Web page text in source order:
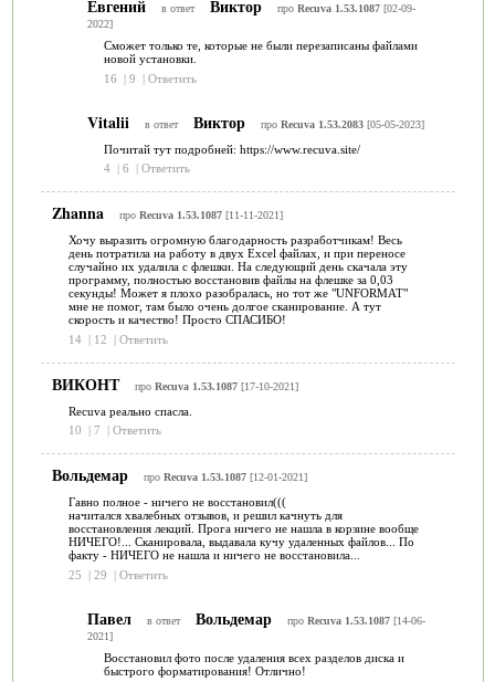
Евгений в ответ Виктор про Recuva 1.53.1087[02-09-
2022]
Сможет только те, которые не были перезаписаны файлами
новой установки.
16
| 9 | Ответить
Vitalii в ответ Виктор про Recuva 1.53.2083[05-05-2023]
Почитай тут подробней: https://www.recuva.site/
4 | 6 | Ответить
Zhanna про Recuva 1.53.1087[11-11-2021]
Хочу выразить огромную благодарность разработчикам! Весь
день потратила на работу в двух Excel файлах, и при переносе
случайно их удалила с флешки. На следующий день скачала эту
программу, полностью восстановив файлы на флешке за 0,03
секунды! Может я плохо разобралась, но тот же "UNFORMAT"
мне не помог, там было очень долгое сканирование. А тут
скорость и качество! Просто СПАСИБО!
14 | 12 | Ответить
ВИКОНТ про Recuva 1.53.1087[17-10-2021]
Recuva реально спасла.
10
| 7 | Ответить
Вольдемар про Recuva 1.53.1087[12-01-2021]
Гавно полное - ничего не восстановил(((
начитался хвалебных отзывов, и решил качнуть для
восстановления лекций. Прога ничего не нашла в корзине вообще
НИЧЕГО!... Сканировала, выдавала кучу удаленных файлов... По
факту - НИЧЕГО не нашла и ничего не восстановила...
25
| 29 | Ответить
Павел в ответ Вольдемар про Recuva 1.53.1087[14-06-
2021]
Восстановил фото после удаления всех разделов диска и
быстрого форматирования! Отлично!